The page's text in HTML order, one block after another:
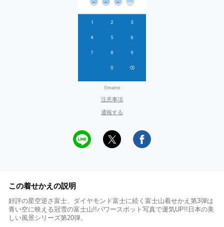
©mame
注意事項
通報する
この着せかえの説明
好評の星空逆さ富士、ダイヤモンド富士に続く富士山着せかえ第3弾は
青い空に映える冠雪の富士山!!パワースポット写真で運気UP!!日本の美
しい風景シリーズ第20弾。